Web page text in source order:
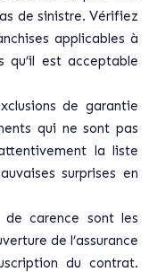
de sinistre. Vérifiez
applicables à
qu’il est acceptable
de garantie
qui ne sont pas
la liste
surprises en
de carence sont les
de l’assurance
du contrat.